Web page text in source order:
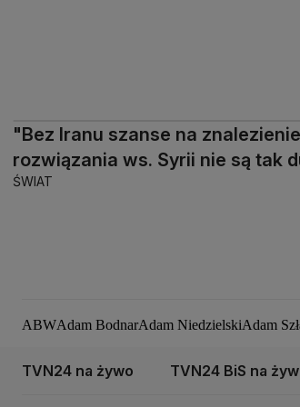
"Bez Iranu szanse na znalezienie
rozwiązania ws. Syrii nie są tak
ŚWIAT
ABWAdam BodnarAdam NiedzielskiAdam
Ceny paliwCeny żywnościCeny prąduCeny
TVN24 na żywo TVN24 BiS na